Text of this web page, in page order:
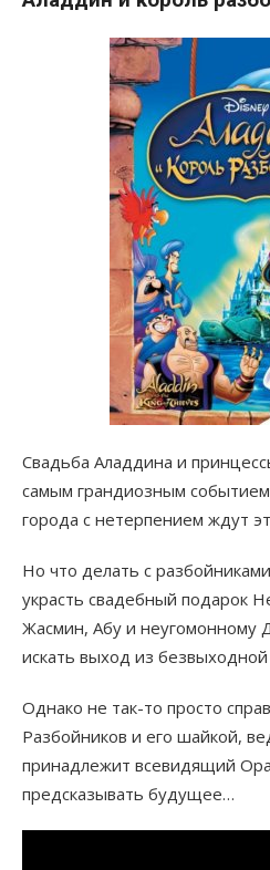
Свадьба Аладдина и
самым грандиозным
города с нетерпением ждут
Но что делать с
украсть свадебный подарок
Жасмин, Абу и неугомонному
искать выход из безвыходной
Однако не так-то просто
Разбойников и его шайкой,
принадлежит всевидящий
предсказывать будущее…